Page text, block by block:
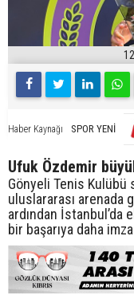
Haber Kaynağı SPOR YENİ
Ufuk Özdemir
Gönyeli Tenis
uluslararası arenada
ardından
bir başarıya daha